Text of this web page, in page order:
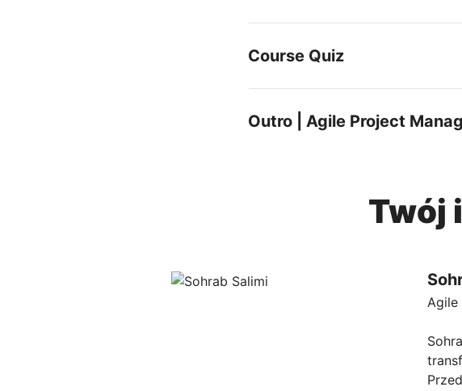
Course Quiz
Outro | Agile Project
Twój
Agile